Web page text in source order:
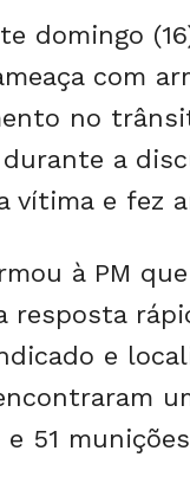
domingo
com
no
a
vítima e fez
à PM
resposta
e
51